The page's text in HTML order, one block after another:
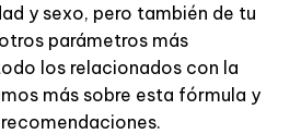
y sexo, pero también de tu
parámetros más
los relacionados con la
más sobre esta fórmula y